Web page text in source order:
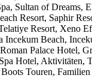
Sultan of
Resort, Saphir
Resort, Xeno
Beach,
Palace Hotel,
Hotel,
Touren,